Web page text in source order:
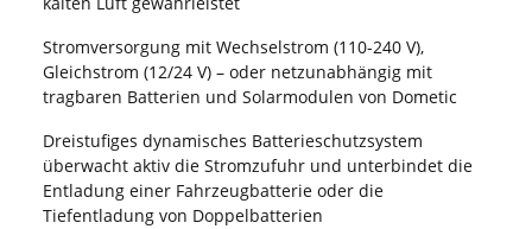
Stromversorgung mit Wechselstrom (110-240 V),
Gleichstrom (12/24 V) – oder netzunabhängig mit
tragbaren Batterien und Solarmodulen von Dometic
Dreistufiges dynamisches Batterieschutzsystem
überwacht aktiv die Stromzufuhr und unterbindet die
Entladung einer Fahrzeugbatterie oder die
Tiefentladung von Doppelbatterien